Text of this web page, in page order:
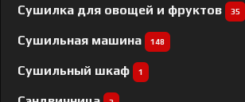
Сушилка для овощей и фруктов 35
Сушильная машина 148
Сушильный шкаф 1